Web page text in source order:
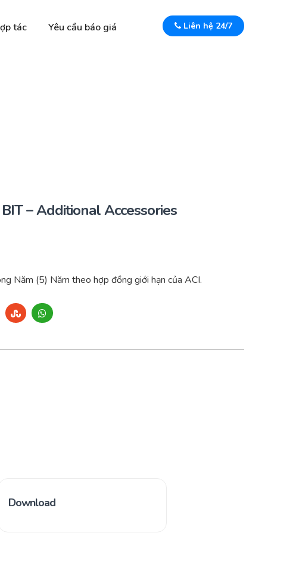
tác Yêu cầu báo giá Liên hệ 24/7
– Additional Accessories
Năm (5) Năm theo hợp đồng giới hạn của ACI.
Download